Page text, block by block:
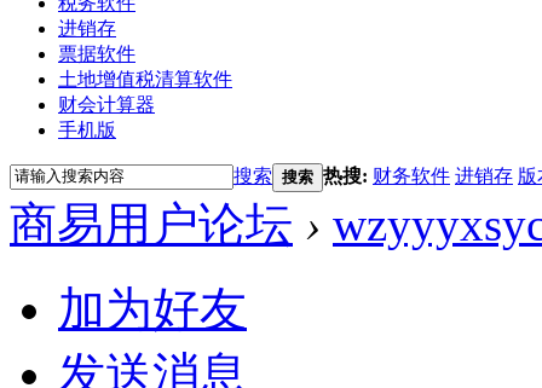
进销存
票据软件
土地增值税清算软件
财会计算器
手机版
搜索 搜索 热搜: 财务软件 进销存 版
商易用户论坛 ›
加为好友
发送消息